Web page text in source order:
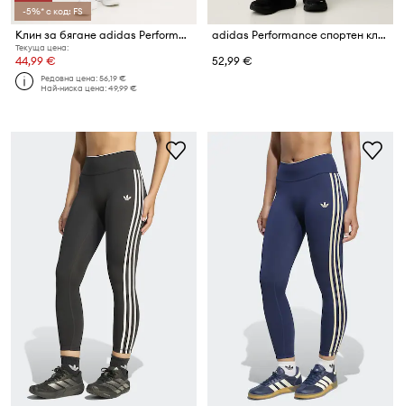
-5%* с код: FS
Клин за бягане adidas Performance Adizero Essentials
Текуща цена:
44,99 €
Редовна цена:56,19 €
Най-ниска цена:49,99 €
adidas Performance спортен клин дамски Essentials
52,99 €